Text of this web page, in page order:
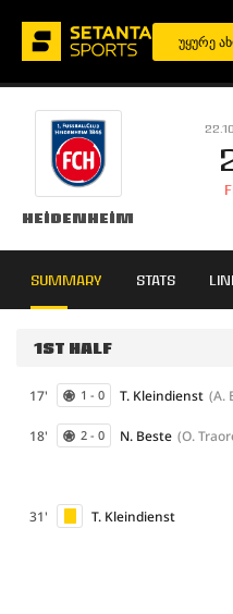
უყურე
Heidenheim
SUMMARY STATS
1ST HALF
17' 1 - 0 T. Kleindienst (A.
18' 2 - 0 N. Beste (O.
31' T. Kleindienst